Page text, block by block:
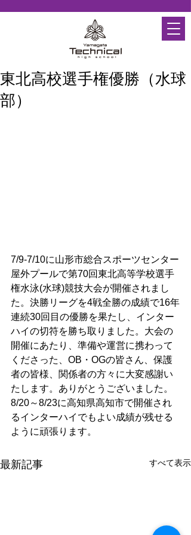
東北高校選手権優勝（水球
部）
7/9-7/10に山形市総合スポーツセンター
屋外プールで第70回東北高等学校選手
権水泳(水球)競技大会が開催されまし
た。決勝リーグを4戦全勝の成績で16年
連続30回目の優勝を果たし、インター
ハイの切符を勝ち取りました。大会の
開催にあたり、準備や運営に携わって
くださった、OB・OGの皆さん、保護
者の皆様、関係者の方々に大変感謝い
たします。ありがとうございました。
8/20～8/23に高知県高知市で開催され
るインターハイでもよい成績が残せる
ように頑張ります。
最新記事 すべて表示